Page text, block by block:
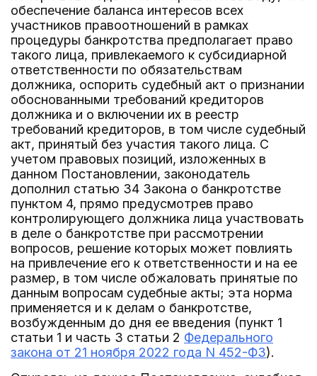
обеспечение баланса интересов всех
участников правоотношений в рамках
процедуры банкротства предполагает право
такого лица, привлекаемого к субсидиарной
ответственности по обязательствам
должника, оспорить судебный акт о признании
обоснованными требований кредиторов
должника и о включении их в реестр
требований кредиторов, в том числе судебный
акт, принятый без участия такого лица. С
учетом правовых позиций, изложенных в
данном Постановлении, законодатель
дополнил статью 34 Закона о банкротстве
пунктом 4, прямо предусмотрев право
контролирующего должника лица участвовать
в деле о банкротстве при рассмотрении
вопросов, решение которых может повлиять
на привлечение его к ответственности и на ее
размер, в том числе обжаловать принятые по
данным вопросам судебные акты; эта норма
применяется и к делам о банкротстве,
возбужденным до дня ее введения (пункт 1
статьи 1 и часть 3 статьи 2 Федерального
закона от 21 ноября 2022 года N 452-ФЗ).